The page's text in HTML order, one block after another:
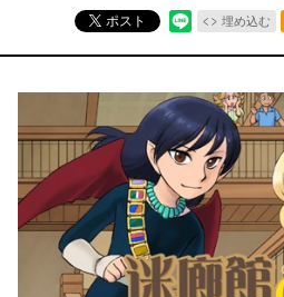
ポスト 埋め込む